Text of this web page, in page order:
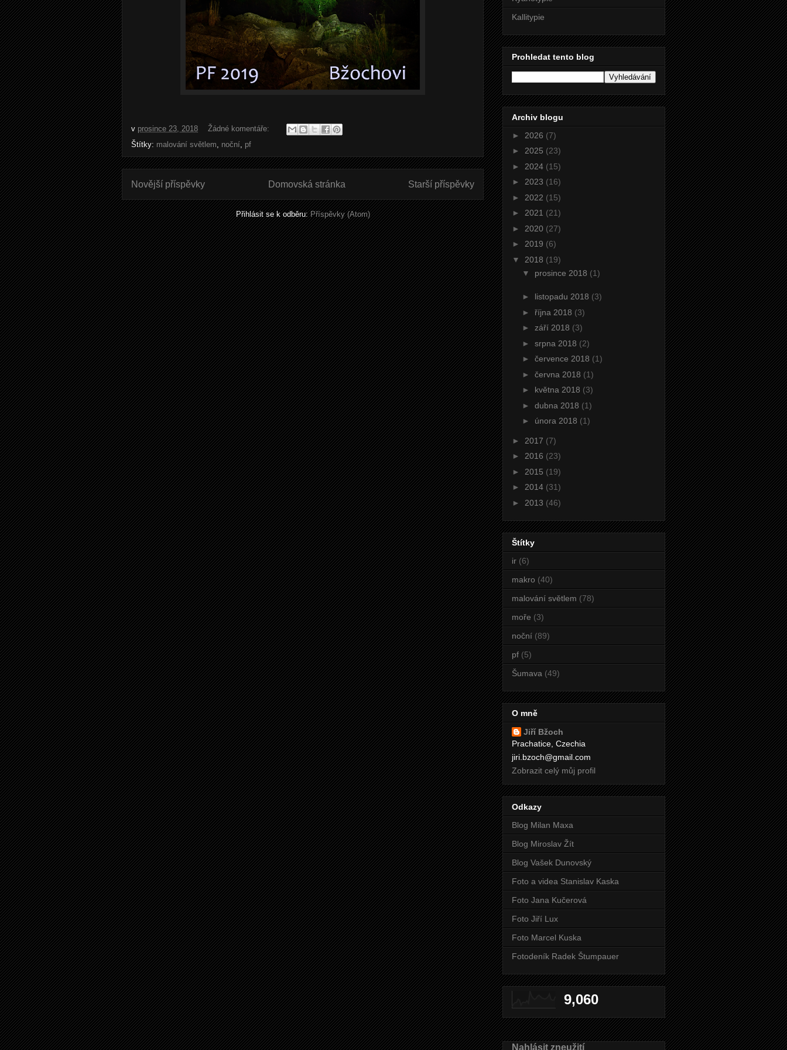
v prosince 23, 2018
Žádné komentáře:
Štítky: malování světlem, noční, pf
Novější příspěvky Starší příspěvky
Domovská stránka
Přihlásit se k odběru:Příspěvky (Atom)
Kallitypie
Prohledat tento blog
Archiv blogu
► 2026 (7)
► 2025 (23)
► 2024 (15)
► 2023 (16)
► 2022 (15)
► 2021 (21)
► 2020 (27)
► 2019 (6)
▼ 2018 (19)
▼ prosince 2018 (1)
► listopadu 2018 (3)
► října 2018 (3)
► září 2018 (3)
► srpna 2018 (2)
► července 2018 (1)
► června 2018 (1)
► května 2018 (3)
► dubna 2018 (1)
► února 2018 (1)
► 2017 (7)
► 2016 (23)
► 2015 (19)
► 2014 (31)
► 2013 (46)
Štítky
ir (6)
makro (40)
malování světlem (78)
moře (3)
noční (89)
pf (5)
Šumava (49)
O mně
Jiří Bžoch
Prachatice, Czechia
jiri.bzoch@gmail.com
Zobrazit celý můj profil
Odkazy
Blog Milan Maxa
Blog Miroslav Žít
Blog Vašek Dunovský
Foto a videa Stanislav Kaska
Foto Jana Kučerová
Foto Jiří Lux
Foto Marcel Kuska
Fotodeník Radek Štumpauer
9,060
Nahlásit zneužití